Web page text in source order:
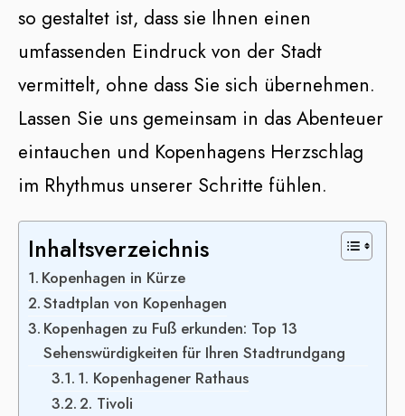
so gestaltet ist, dass sie Ihnen einen
umfassenden Eindruck von der Stadt
vermittelt, ohne dass Sie sich übernehmen.
Lassen Sie uns gemeinsam in das Abenteuer
eintauchen und Kopenhagens Herzschlag
im Rhythmus unserer Schritte fühlen.
Inhaltsverzeichnis
Kopenhagen in Kürze
Stadtplan von Kopenhagen
Kopenhagen zu Fuß erkunden: Top 13
Sehenswürdigkeiten für Ihren Stadtrundgang
1. Kopenhagener Rathaus
2. Tivoli